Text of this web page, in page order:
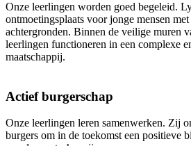
Onze leerlingen worden goed begeleid.
ontmoetingsplaats voor jonge mensen
achtergronden. Binnen de veilige muren
leerlingen functioneren in een complexe
maatschappij.
Actief burgerschap
Onze leerlingen leren samenwerken. Zij
burgers om in de toekomst een positieve